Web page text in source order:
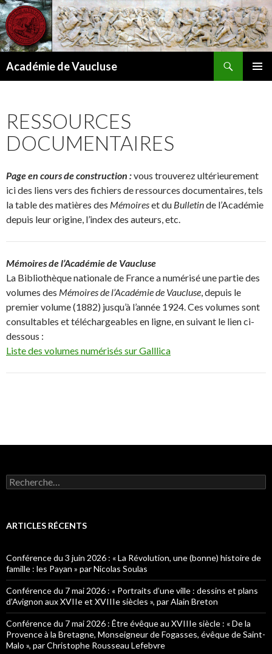
Académie de Vaucluse
RESSOURCES
DOCUMENTAIRES
Page en cours de construction :vous trouverez ultérieurement
ici des liens vers des fichiers de ressources documentaires, tels
la table des matières des Mémoireset du Bulletinde l’Académie
depuis leur origine, l’index des auteurs, etc.
Mémoires de l’Académie de Vaucluse
La Bibliothèque nationale de France a numérisé une partie des
volumes des Mémoires de l’Académie de Vaucluse, depuis le
premier volume (1882) jusqu’à l’année 1924. Ces volumes sont
consultables et téléchargeables en ligne, en suivant le lien ci-
dessous :
Liste des volumes numérisés sur Galllica
R
e
e
h
e
r
:
ARTICLES RÉCENTS
Conférence du 3 juin 2026 : « La Révolution, une (bonne) histoire de
famille : les Payan » par Nicolas Soulas
Conférence du 7 mai 2026 : « Portraits d’une ville : dessins et plans
d’Avignon aux XVIIe et XVIIIe siècles », par Alain Breton
Conférence du 7 mai 2026 : Être évêque au XVIIIe siècle : « De la
Provence à la Bretagne, Monseigneur de Fogasses, évêque de Saint-
Malo », par Christophe Rousseau Lefebvre